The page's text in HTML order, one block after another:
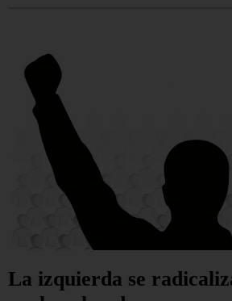
La izquierda se